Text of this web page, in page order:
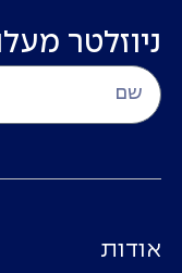
ניוזלטר
אודות